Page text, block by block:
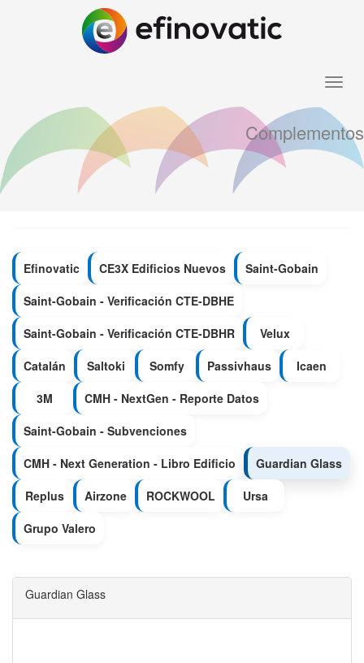
Toggle
Complementos
Efinovatic CE3X Edificios Nuevos
Saint-Gobain
Saint-Gobain - Verificación CTE-DBHE
Saint-Gobain - Verificación CTE-DBHR
Velux
Catalán
Saltoki Somfy Passivhaus
Icaen
3M
CMH - NextGen - Reporte Datos
Saint-Gobain - Subvenciones
CMH - Next Generation - Libro Edificio
Guardian Glass
Replus
Airzone ROCKWOOL
Ursa
Grupo Valero
Guardian Glass